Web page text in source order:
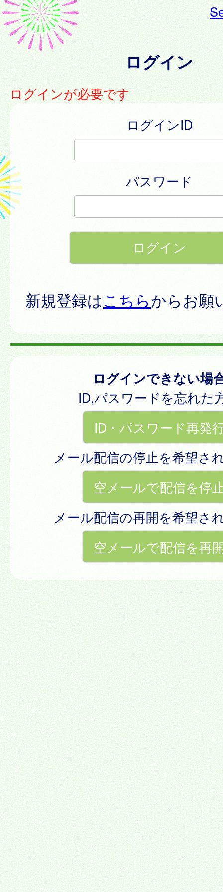
ログイン
ログインが必要です
ログインID
パスワード
新規登録はこちらからお願
ログインできない場
ID,パスワードを忘れた
ID・パスワード再発
メール配信の停止を希望さ
空メールで配信を停
メール配信の再開を希望さ
空メールで配信を再